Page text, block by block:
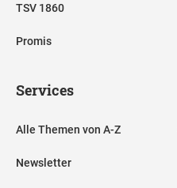
TSV 1860
Promis
Services
Alle Themen von A-Z
Newsletter